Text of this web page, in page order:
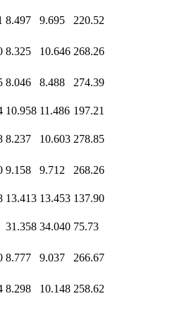
8.497 9.695 220.52
8.325 10.646 268.26
8.046 8.488 274.39
10.958 11.486 197.21
8.237 10.603 278.85
9.158 9.712 268.26
13.413 13.453 137.90
31.358 34.040 75.73
8.777 9.037 266.67
8.298 10.148 258.62